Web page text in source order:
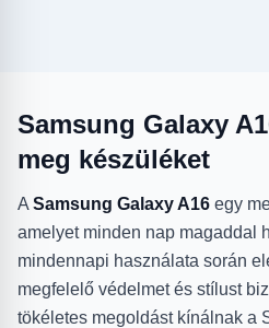
Samsung Galaxy
meg készüléket
A Samsung Galaxy A16 egy
amelyet minden nap magaddal
mindennapi használata során
megfelelő védelmet és stílust
tökéletes megoldást kínálnak a